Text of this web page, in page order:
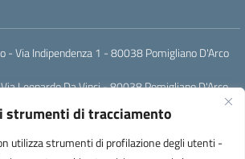
strumenti di tracciamento
utilizza strumenti di profilazione degli utenti -
- Via Indipendenza 1 - 80038 Pomigliano D'Arco
Leonardo Da Vinci - 80038 Pomigliano D'Arco
- 80038 Pomigliano D'Arco (NA)
naic8g1003@istruzione.it - Pec: